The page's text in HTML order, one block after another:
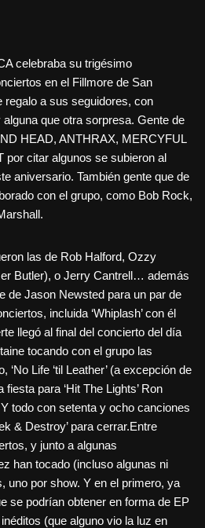
celebraba su trigésimo
en el Fillmore de San
regalo a sus seguidores, con
que otra sorpresa. Gente de
HEAD, ANTHRAX, MERCYFUL
por citar algunos se subieron al
aniversario. También gente que de
con el grupo, como Bob Rock,
las de Rob Halford, Ozzy
Butler), o Jerry Cantrell… además
de Jason Newsted para un par de
incluida ‘Whiplash’ con él
llegó al final del concierto del día
tocando con el grupo las
‘No Life ‘til Leather’ (a excepción de
fiesta para ‘Hit The Lights’ Ron
todo con setenta y ocho canciones
& Destroy’ para cerrar.Entre
y junto a algunas
han tocado (incluso algunas ni
uno por show. Y en el primero, ya
se podrían obtener en forma de EP
(que alguno vio la luz en